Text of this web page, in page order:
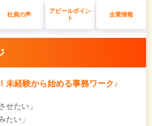
社員の声
アピールポイン
ト
企業情報
未経験から始める事務ワーク♪
せたい」
たい」